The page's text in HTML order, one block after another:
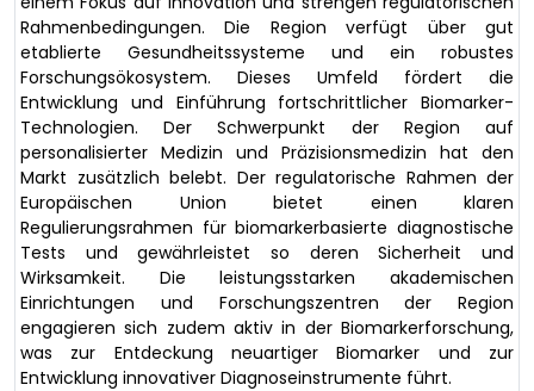
Rahmenbedingungen. Die Region verfügt über gut
etablierte Gesundheitssysteme und ein robustes
Forschungsökosystem. Dieses Umfeld fördert die
Entwicklung und Einführung fortschrittlicher Biomarker-
Technologien. Der Schwerpunkt der Region auf
personalisierter Medizin und Präzisionsmedizin hat den
Markt zusätzlich belebt. Der regulatorische Rahmen der
Europäischen Union bietet einen klaren
Regulierungsrahmen für biomarkerbasierte diagnostische
Tests und gewährleistet so deren Sicherheit und
Wirksamkeit. Die leistungsstarken akademischen
Einrichtungen und Forschungszentren der Region
engagieren sich zudem aktiv in der Biomarkerforschung,
was zur Entdeckung neuartiger Biomarker und zur
Entwicklung innovativer Diagnoseinstrumente führt.